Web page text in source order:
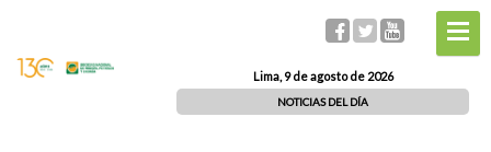
Lima, 9 de agosto de 2026
NOTICIAS DEL DÍA